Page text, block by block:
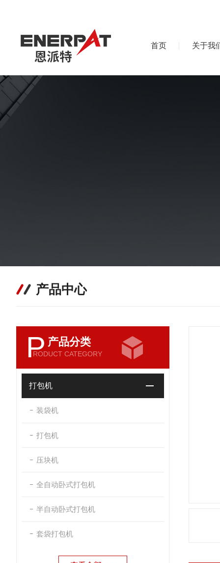
首页 关于我
产品中心
P 产品分类
RODUCT CATEGORY
打包机
装袋机
打包机
压块机
全自动卧式打包机
半自动卧式打包机
套袋打包机